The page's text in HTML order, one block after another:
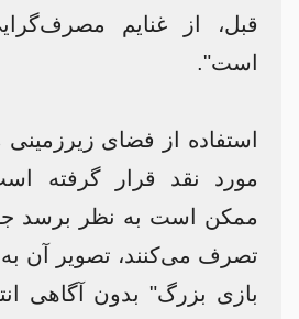
قبل، از غنایم
است".
استفاده از فضای
مورد نقد قرار گرفته
ممکن است به نظر برسد
تصرف می‌کنند، تصویر آن
بازی بزرگ" بدون آگاهی